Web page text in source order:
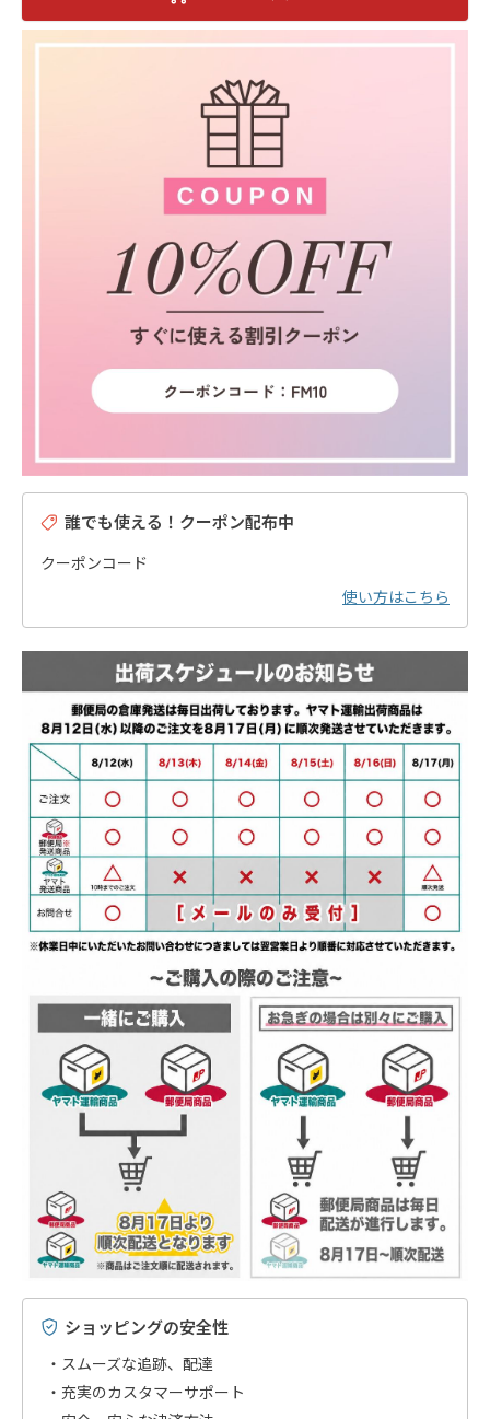
誰でも使える！クーポン配布中
クーポンコード
使い方はこちら
ショッピングの安全性
スムーズな追跡、配達
充実のカスタマーサポート